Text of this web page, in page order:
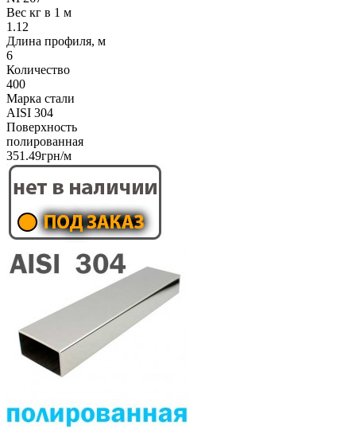
Вес кг в 1 м
1.12
Длина профиля, м
6
Количество
400
Марка стали
AISI 304
Поверхность
полированная
351.49грн/м